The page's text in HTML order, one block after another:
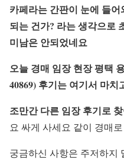
카페라는 간판이 눈에 들어
되는 건가? 라는 생각으로
미남은 안되었네요
오늘 경매 임장 현장평택
40869) 후기는 여기서 마치
조만간 다른 임장 후기로
요 싸게 사세요 같이 경매
궁금하신 사항은 주저하지